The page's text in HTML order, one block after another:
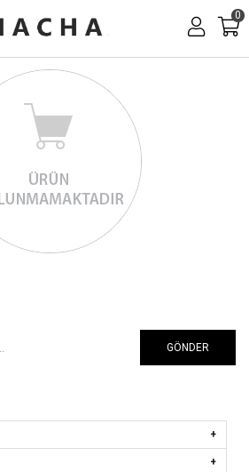
0
GÖNDER